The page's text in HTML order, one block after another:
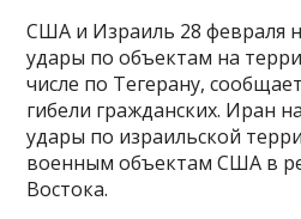
США и Израиль 28 февраля
удары по объектам на
числе по Тегерану,
гибели гражданских. Иран
удары по израильской
военным объектам США в
Востока.